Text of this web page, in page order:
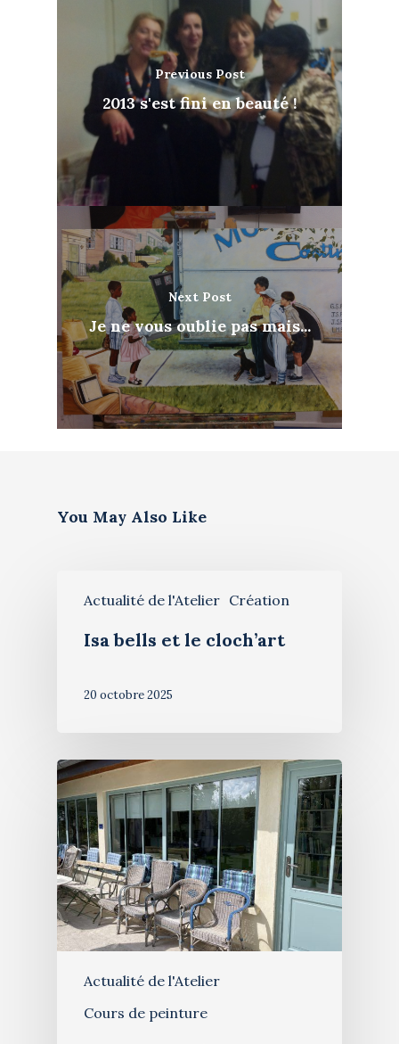
Previous Post
2013 s'est fini en beauté !
Next Post
Je ne vous oublie pas mais...
You May Also Like
Actualité de l'Atelier Création
Isa bells et le cloch’art
20 octobre 2025
Actualité de l'Atelier
Cours de peinture
Artiste
Bio & histoire
Restauration de
Stages de peinture
Galerie
Blog
Contact
Exposition 2026